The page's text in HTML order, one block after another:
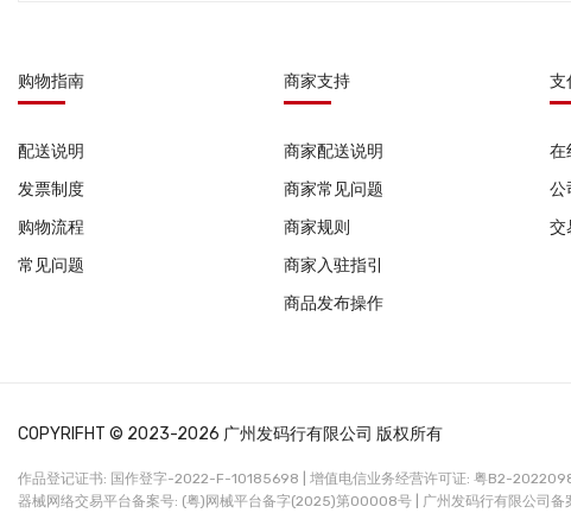
购物指南
配送说明
发票制度
购物流程
常见问题
商家支持
商家配送说明
商家常见问题
商家规则
商家入驻指引
商品发布操作
支
在
公
交
COPYRIFHT © 2023-2026 广州发码行有限公司 版权所有
作品登记证书: 国作登字-2022-F-10185698 | 增值电信业务经营许可证: 粤B2-
器械网络交易平台备案号: (粤)网械平台备字(2025)第00008号 | 广州发码行有限公司备